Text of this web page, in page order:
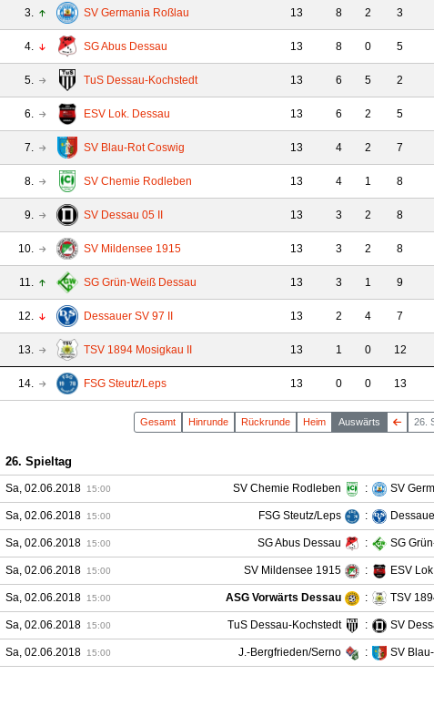
3. SV Germania Roßlau 13 8 2 3
4. SG Abus Dessau 13 8 0 5
5. TuS Dessau-Kochstedt 13 6 5 2
6. ESV Lok. Dessau 13 6 2 5
7. SV Blau-Rot Coswig 13 4 2 7
8. SV Chemie Rodleben 13 4 1 8
9. SV Dessau 05 II 13 3 2 8
10. SV Mildensee 1915 13 3 2 8
11. SG Grün-Weiß Dessau 13 3 1 9
12. Dessauer SV 97 II 13 2 4 7
13. TSV 1894 Mosigkau II 13 1 0 12
14. FSG Steutz/Leps 13 0 0 13
Gesamt Hinrunde Rückrunde Heim Auswärts 26.
26. Spieltag
Sa, 02.06.2018 15:00 SV Chemie Rodleben : SV
Sa, 02.06.2018 15:00 FSG Steutz/Leps :
Sa, 02.06.2018 15:00 SG Abus Dessau : SG
Sa, 02.06.2018 15:00 SV Mildensee 1915 : ESV
Sa, 02.06.2018 15:00 ASG Vorwärts Dessau : TSV
Sa, 02.06.2018 15:00 TuS Dessau-Kochstedt : SV
Sa, 02.06.2018 15:00 J.-Bergfrieden/Serno : SV